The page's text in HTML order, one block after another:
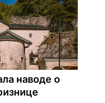
наводе о